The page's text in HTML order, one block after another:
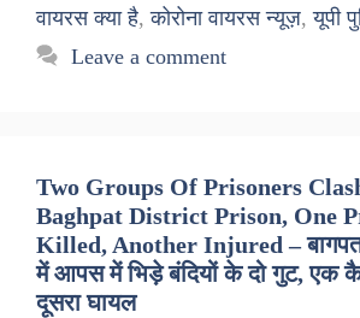
वायरस क्या है,कोरोना वायरस न्यूज़,यूपी
Leave a comment
Two Groups Of Prisoners
Baghpat District Prison, One
Killed, Another Injured – बागपत
में आपस में भिड़े बंदियों के दो गुट, एक
दूसरा घायल